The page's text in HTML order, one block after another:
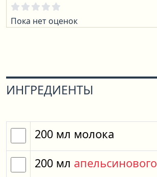
Пока нет оценок
ИНГРЕДИЕНТЫ
200 мл молока
200 мл